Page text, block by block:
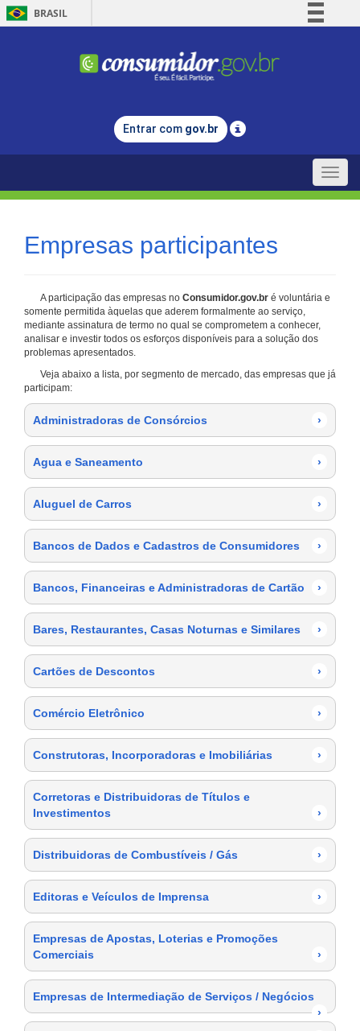
BRASIL
Comunica BR
Legislação
Entrar com gov.br
Toggle
Empresas participantes
A participação das empresas no Consumidor.gov.br é voluntária e
somente permitida àquelas que aderem formalmente ao serviço,
mediante assinatura de termo no qual se comprometem a conhecer,
analisar e investir todos os esforços disponíveis para a solução dos
problemas apresentados.
Veja abaixo a lista, por segmento de mercado, das empresas que já
participam:
Administradoras de Consórcios ›
Agua e Saneamento ›
Aluguel de Carros ›
Bancos de Dados e Cadastros de Consumidores ›
Bancos, Financeiras e Administradoras de Cartão ›
Bares, Restaurantes, Casas Noturnas e Similares ›
Cartões de Descontos ›
Comércio Eletrônico ›
Construtoras, Incorporadoras e Imobiliárias ›
Corretoras e Distribuidoras de Títulos e
Investimentos
›
Distribuidoras de Combustíveis / Gás ›
Editoras e Veículos de Imprensa ›
Empresas de Apostas, Loterias e Promoções
Comerciais
›
Empresas de Intermediação de Serviços / Negócios
›